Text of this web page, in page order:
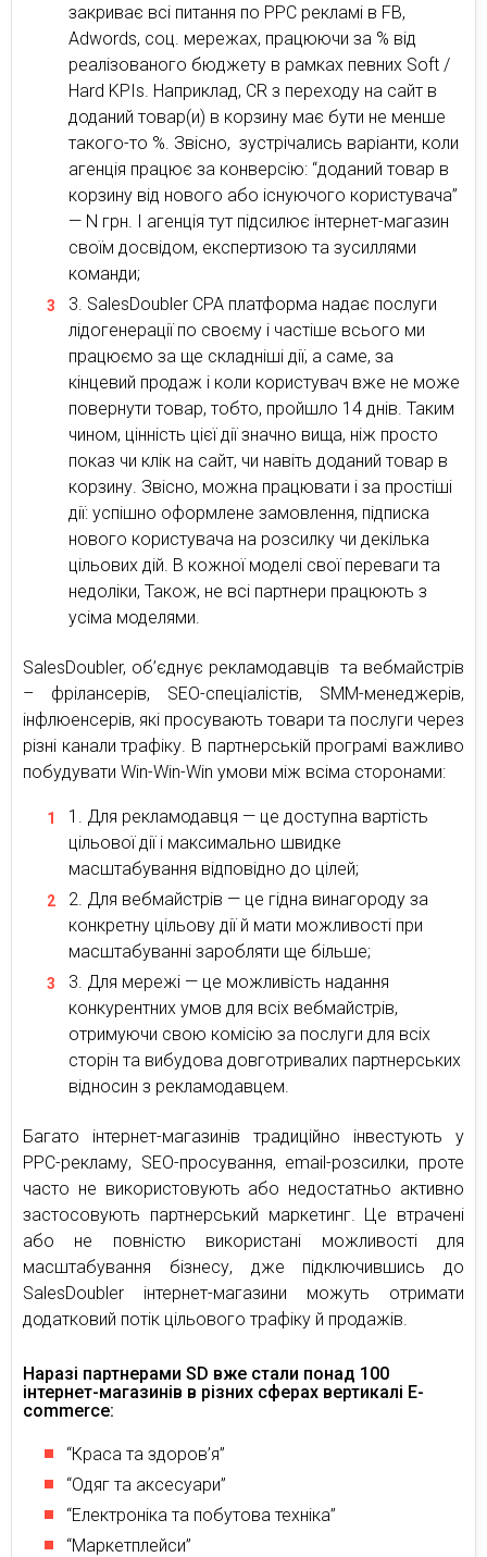
закриває всі питання по PPC рекламі в FB,
Adwords, соц. мережах, працюючи за % від
реалізованого бюджету в рамках певних Soft /
Hard KPIs. Наприклад, CR з переходу на сайт в
доданий товар(и) в корзину має бути не менше
такого-то %. Звісно, зустрічались варіанти, коли
агенція працює за конверсію: “доданий товар в
корзину від нового або існуючого користувача”
— N грн. І агенція тут підсилює інтернет-магазин
своїм досвідом, експертизою та зусиллями
команди;
SalesDoubler СРА платформа надає послуги
лідогенерації по своєму і частіше всього ми
працюємо за ще складніші дії, а саме, за
кінцевий продаж і коли користувач вже не може
повернути товар, тобто, пройшло 14 днів. Таким
чином, цінність цієї дії значно вища, ніж просто
показ чи клік на сайт, чи навіть доданий товар в
корзину. Звісно, можна працювати і за простіші
дії: успішно оформлене замовлення, підписка
нового користувача на розсилку чи декілька
цільових дій. В кожної моделі свої переваги та
недоліки, Також, не всі партнери працюють з
усіма моделями.
SalesDoubler, об’єднує рекламодавців та вебмайстрів
– фрілансерів, SEO-спеціалістів, SMM-менеджерів,
інфлюенсерів, які просувають товари та послуги через
різні канали трафіку. В партнерській програмі важливо
побудувати Win-Win-Win умови між всіма сторонами:
Для рекламодавця — це доступна вартість
цільової дії і максимально швидке
масштабування відповідно до цілей;
Для вебмайстрів — це гідна винагороду за
конкретну цільову дії й мати можливості при
масштабуванні заробляти ще більше;
Для мережі — це можливість надання
конкурентних умов для всіх вебмайстрів,
отримуючи свою комісію за послуги для всіх
сторін та вибудова довготривалих партнерських
відносин з рекламодавцем.
Багато інтернет-магазинів традиційно інвестують у
PPC-рекламу, SEO-просування, email-розсилки, проте
часто не використовують або недостатньо активно
застосовують партнерський маркетинг. Це втрачені
або не повністю використані можливості для
масштабування бізнесу, дже підключившись до
SalesDoubler інтернет-магазини можуть отримати
додатковий потік цільового трафіку й продажів.
Наразі партнерами SD вже стали понад 100
інтернет-магазинів в різних сферах вертикалі E-
commerce:
“Краса та здоров’я”
“Одяг та аксесуари”
“Електроніка та побутова техніка”
“Маркетплейси”